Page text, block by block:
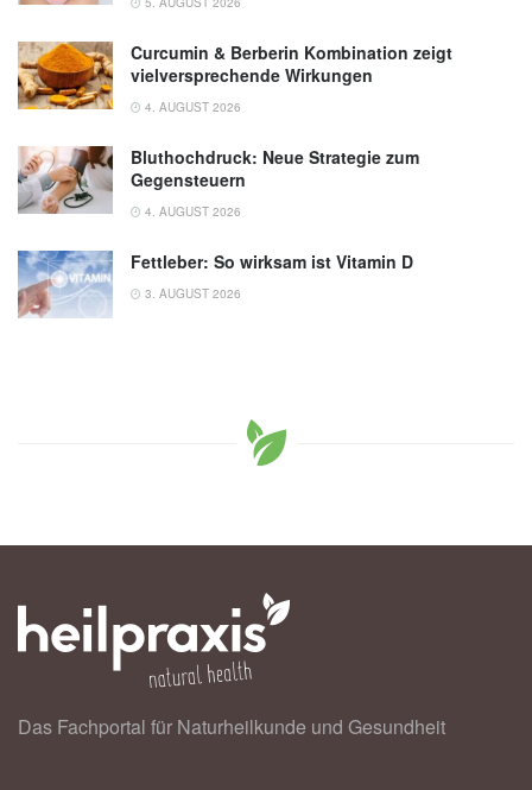
Curcumin & Berberin Kombination zeigt
vielversprechende Wirkungen
4. AUGUST 2026
Bluthochdruck: Neue Strategie zum
Gegensteuern
4. AUGUST 2026
Fettleber: So wirksam ist Vitamin D
3. AUGUST 2026
Das Fachportal für Naturheilkunde und Gesundheit